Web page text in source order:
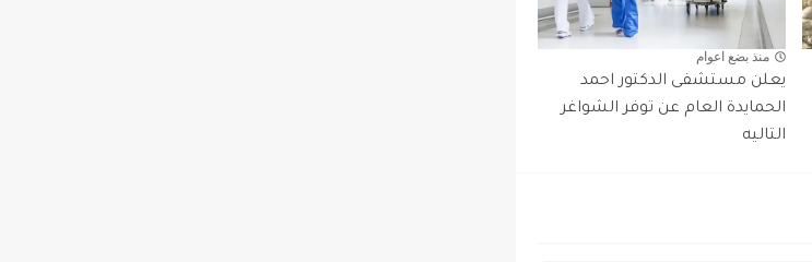
منذ بضع اعوام
يعلن مستشفى الدكتور احمد
الحمايدة العام عن توفر الشواغر
التاليه